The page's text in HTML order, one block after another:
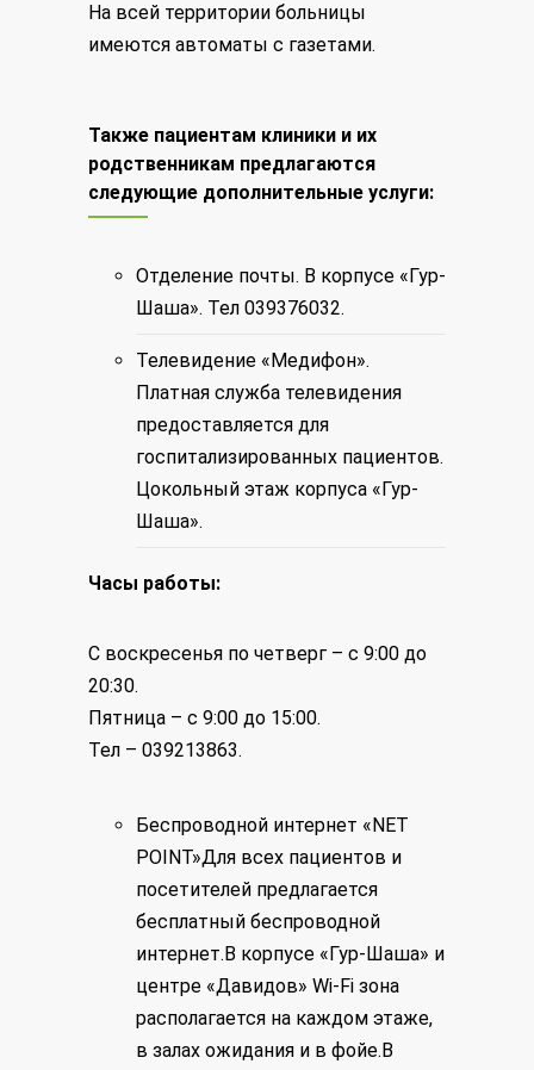
На всей территории больницы
имеются автоматы с газетами.
Также пациентам клиники и их
родственникам предлагаются
следующие дополнительные услуги:
Отделение почты. В корпусе «Гур-
Шаша». Тел 039376032.
Телевидение «Медифон».
Платная служба телевидения
предоставляется для
госпитализированных пациентов.
Цокольный этаж корпуса «Гур-
Шаша».
Часы работы:
С воскресенья по четверг – с 9:00 до
20:30.
Пятница – с 9:00 до 15:00.
Тел – 039213863.
Беспроводной интернет «NET
POINT»Для всех пациентов и
посетителей предлагается
бесплатный беспроводной
интернет.В корпусе «Гур-Шаша» и
центре «Давидов» Wi-Fi зона
располагается на каждом этаже,
в залах ожидания и в фойе.В